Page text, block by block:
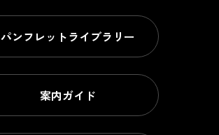
パンフレットライブラリー
案内ガイド